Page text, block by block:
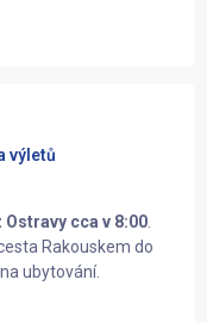
výletů
Ostravy cca v 8:00.
Rakouskem do
ubytování.